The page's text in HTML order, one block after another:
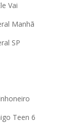
Vai
Manhã
SP
Teen 6